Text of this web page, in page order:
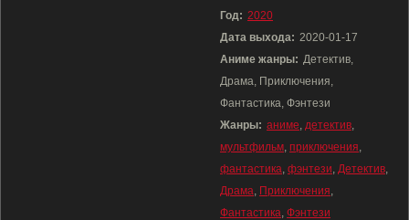
Год: 2020
Дата выхода: 2020-01-17
Аниме жанры: Детектив,
Драма, Приключения,
Фантастика, Фэнтези
Жанры: аниме, детектив,
мультфильм, приключения,
фантастика, фэнтези, Детектив,
Драма, Приключения,
Фантастика, Фэнтези